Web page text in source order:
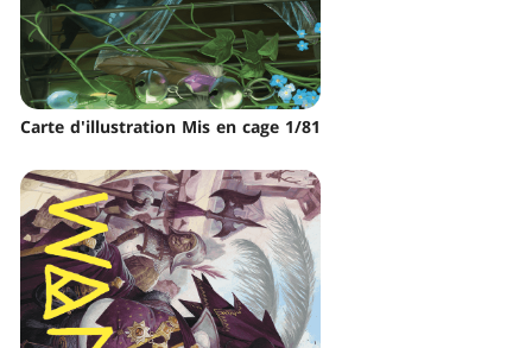
Carte d'illustration Mis en cage 1/81